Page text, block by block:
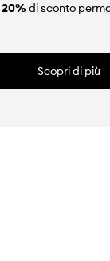
20%di sconto
Scopri di più